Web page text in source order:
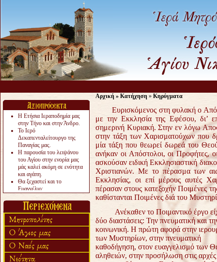
Η Ετήσια Ιεραποδημία μας
στην Τήνο και στην Άνδρο.
Το Ιερό
Δεκαπενταλείτουργο της
Παναγίας μας.
Η παρουσία του λειψάνου
του Αγίου στην ενορία μας
μάς καλεί ακόμη σε ενότητα
και αγάπη.
Θα ξεχαστεί και το
Ευαγγέλιο;
«πολύ αργά».
Ζητείται....
Αρχική » Κατήχηση » Κηρύγματα
Ευρισκόμενος στη φυλακή ο
με την Εκκλησία της Εφέσου, δι’
σημερινή Κυριακή. Στην εν λόγω
στην τάξη των Χαρισματούχων που
μία τάξη που θεωρεί δωρεά του
ανήκαν οι Απόστολοι, οι Προφήτες,
ασκούσαν ειδική Εκκλησιαστική
Χριστιανών. Με το πέρασμα των
Εκκλησίας, οι επί μέρους αυτές
πέρασαν στους κατεξοχήν Ποιμένες
καθίστανται Ποιμένες διά του
Ανέκαθεν το Ποιμαντικό έργο
δύο διαστάσεις: Την πνευματική και
κοινωνική. Η πρώτη αφορά στην
των Μυστηρίων, στην πνευματική
καθοδήγηση, στον ευαγγελισμό των
αληθειών, στην προσήλωση στις αρχές